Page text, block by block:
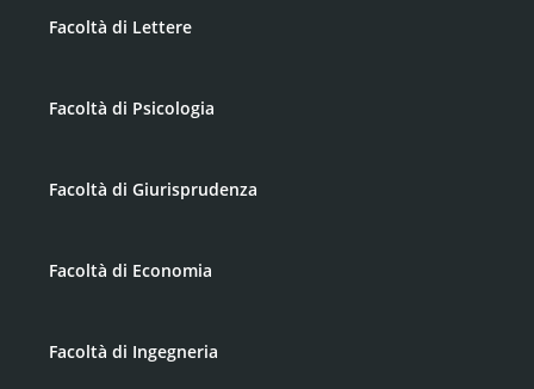
Facoltà di Lettere
Facoltà di Psicologia
Facoltà di Giurisprudenza
Facoltà di Economia
Facoltà di Ingegneria